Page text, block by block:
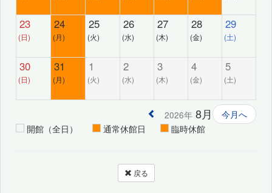
23
(日)
24
(月)
25
(火)
26
(水)
27
(木)
28
(金)
29
(土)
30
(日)
31
(月)
1
(火)
2
(水)
3
(木)
4
(金)
5
(土)
2026年 8月
今月へ
開館（全日）
通常休館日 臨時休館
戻る